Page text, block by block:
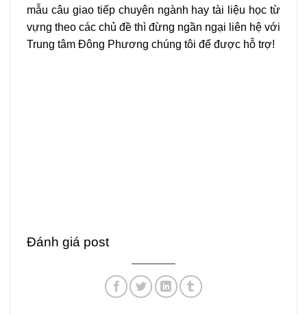
mẫu câu giao tiếp chuyên ngành hay tài liệu học từ
vựng theo các chủ đề thì đừng ngần ngại liên hệ với
Trung tâm Đông Phương chúng tôi để được hỗ trợ!
Đánh giá post